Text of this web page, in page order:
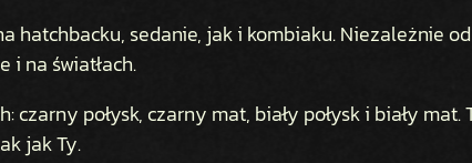
O
C
O
D
hatchbacku, sedanie, jak i kombiaku. Niezależnie
i na światłach.
połysk, czarny mat, biały połysk i biały
jak Ty.